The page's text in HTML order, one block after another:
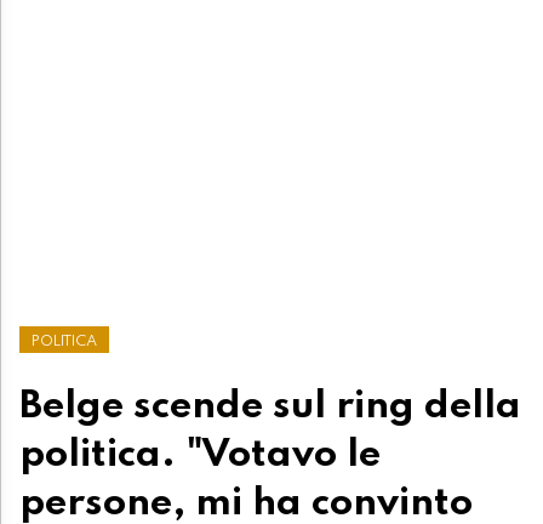
POLITICA
Belge scende sul ring della
politica. "Votavo le
persone, mi ha convinto